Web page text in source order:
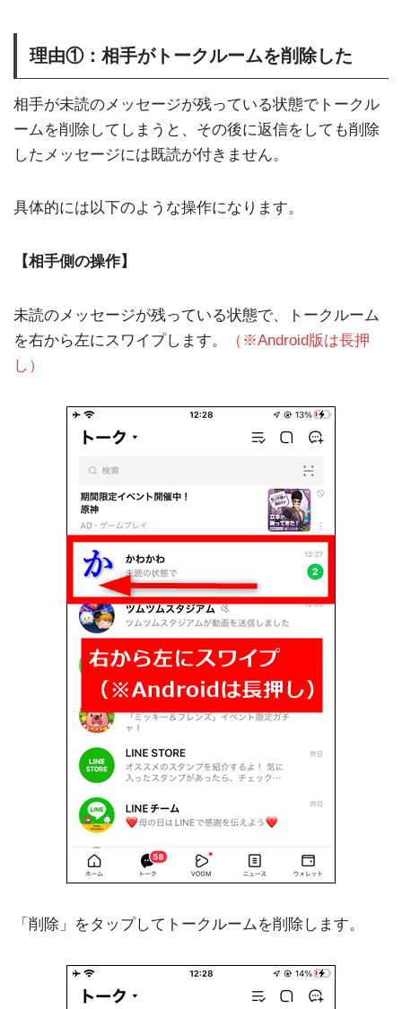
理由①：相手がトークルームを削除した
相手が未読のメッセージが残っている状態でトークル
ームを削除してしまうと、その後に返信をしても削除
したメッセージには既読が付きません。
具体的には以下のような操作になります。
【相手側の操作】
未読のメッセージが残っている状態で、トークルーム
を右から左にスワイプします。
（※Android版は長押
し）
「削除」をタップしてトークルームを削除します。